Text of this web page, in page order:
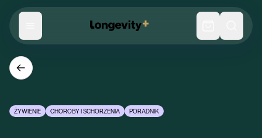
ŻYWIENIE CHOROBY I SCHORZENIA PORADNIK